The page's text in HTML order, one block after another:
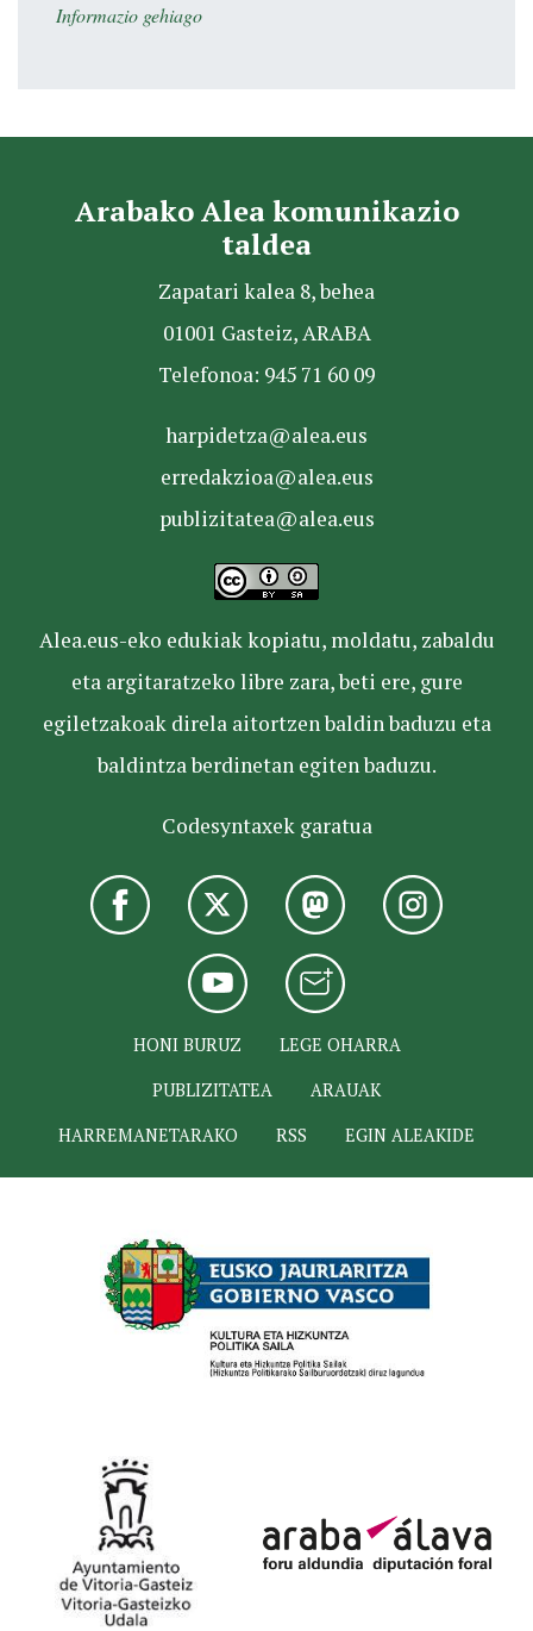
Informazio gehiago
Arabako Alea komunikazio
taldea
Zapatari kalea 8, behea
01001 Gasteiz, ARABA
Telefonoa: 945 71 60 09
harpidetza@alea.eus
erredakzioa@alea.eus
publizitatea@alea.eus
Alea.eus-eko edukiak kopiatu, moldatu, zabaldu
eta argitaratzeko libre zara, beti ere, gure
egiletzakoak direla aitortzen baldin baduzu eta
baldintza berdinetan egiten baduzu.
Codesyntaxek garatua
HONI BURUZ
LEGE OHARRA
PUBLIZITATEA
ARAUAK
HARREMANETARAKO
RSS EGIN ALEAKIDE